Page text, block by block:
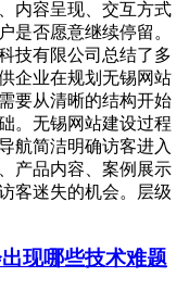
内容呈现、交互方式
是否愿意继续停留。
技有限公司总结了多
企业在规划无锡网站
要从清晰的结构开始
。无锡网站建设过程
航简洁明确访客进入
产品内容、案例展示
客迷失的机会。层级
现哪些技术难题